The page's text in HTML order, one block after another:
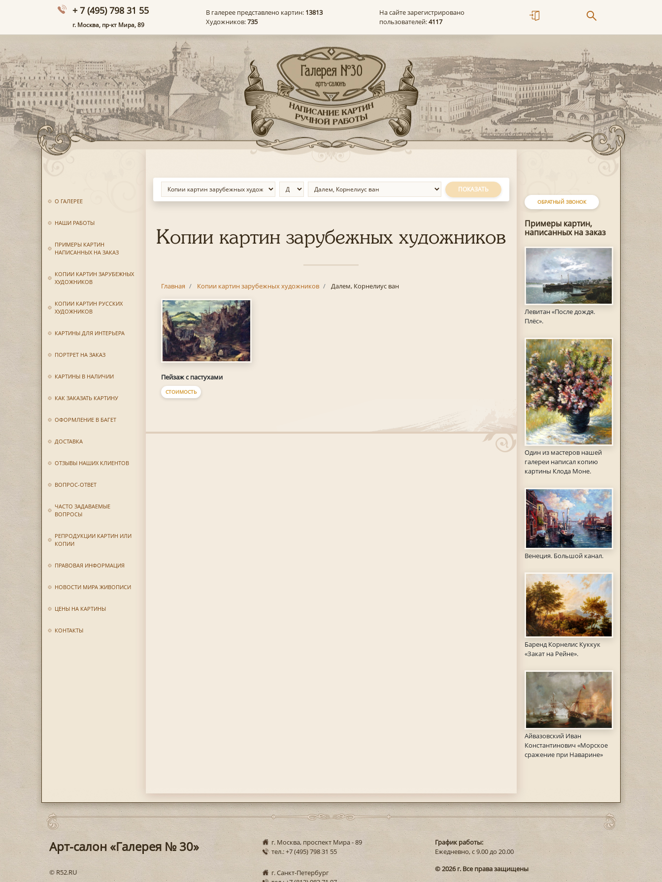
+ 7 (495) 798 31 55
г. Москва, пр-кт Мира, 89
В галерее представлено картин: 13813
Художников:735
На сайте зарегистрировано
пользователей:4117
О ГАЛЕРЕЕ
НАШИ РАБОТЫ
ПРИМЕРЫ КАРТИН
НАПИСАННЫХ НА ЗАКАЗ
КОПИИ КАРТИН ЗАРУБЕЖНЫХ
ХУДОЖНИКОВ
КОПИИ КАРТИН РУССКИХ
ХУДОЖНИКОВ
КАРТИНЫ ДЛЯ ИНТЕРЬЕРА
ПОРТРЕТ НА ЗАКАЗ
КАРТИНЫ В НАЛИЧИИ
КАК ЗАКАЗАТЬ КАРТИНУ
ОФОРМЛЕНИЕ В БАГЕТ
ДОСТАВКА
ОТЗЫВЫ НАШИХ КЛИЕНТОВ
ВОПРОС-ОТВЕТ
ЧАСТО ЗАДАВАЕМЫЕ
ВОПРОСЫ
РЕПРОДУКЦИИ КАРТИН ИЛИ
КОПИИ
ПРАВОВАЯ ИНФОРМАЦИЯ
НОВОСТИ МИРА ЖИВОПИСИ
ЦЕНЫ НА КАРТИНЫ
КОНТАКТЫ
ОБРАТНЫЙ ЗВОНОК
Примеры картин,
написанных на заказ
Левитан «После дождя.
Плёс».
Один из мастеров нашей
галереи написал копию
картины Клода Моне.
Венеция. Большой канал.
Баренд Корнелис Куккук
«Закат на Рейне».
Айвазовский Иван
Константинович «Морское
сражение при Наварине»
ПОКАЗАТЬ
Копии картин зарубежных художников
Главная Копии картин зарубежных художников Далем, Корнелиус ван
Пейзаж с пастухами
СТОИМОСТЬ
Арт-салон «Галерея № 30»
© R52.RU
г. Москва, проспект Мира - 89
тел.: +7 (495) 798 31 55
г. Санкт-Петербург
График работы:
Ежедневно, с 9.00 до 20.00
© 2026 г. Все права защищены